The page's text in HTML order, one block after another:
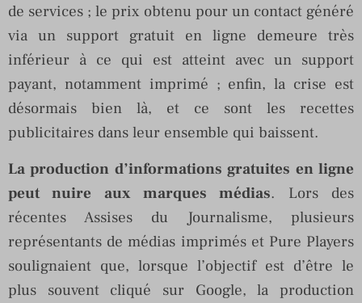
de services ; le prix obtenu pour un contact généré
via un support gratuit en ligne demeure très
inférieur à ce qui est atteint avec un support
payant, notamment imprimé ; enfin, la crise est
désormais bien là, et ce sont les recettes
publicitaires dans leur ensemble qui baissent.
La production d’informations gratuites en ligne
peut nuire aux marques médias. Lors des
récentes Assises du Journalisme, plusieurs
représentants de médias imprimés et Pure Players
soulignaient que, lorsque l’objectif est d’être le
plus souvent cliqué sur Google, la production